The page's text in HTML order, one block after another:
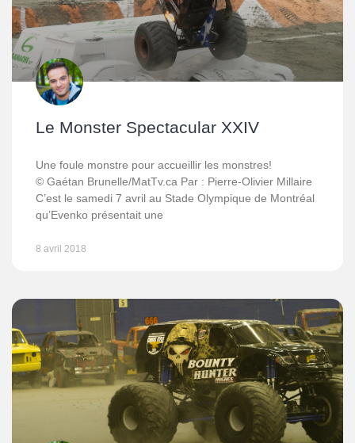
Le Monster Spectacular XXIV
Une foule monstre pour accueillir les monstres!
© Gaétan Brunelle/MatTv.ca Par : Pierre-Olivier Millaire
C’est le samedi 7 avril au Stade Olympique de Montréal
qu’Evenko présentait une
8 avril 2018